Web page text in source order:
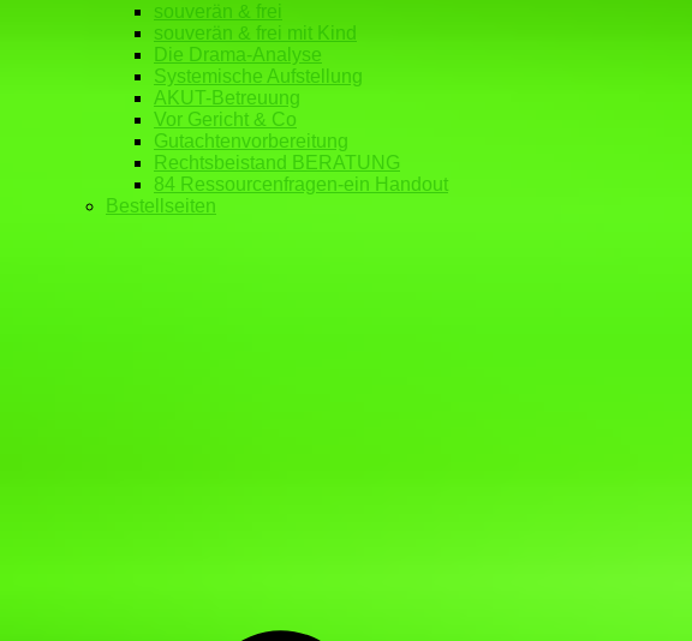
souverän & frei
souverän & frei mit Kind
Die Drama-Analyse
Systemische Aufstellung
AKUT-Betreuung
Vor Gericht & Co
Gutachtenvorbereitung
Rechtsbeistand BERATUNG
84 Ressourcenfragen-ein Handout
Bestellseiten